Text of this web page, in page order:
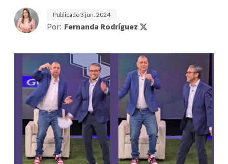
Publicado3 jun. 2024
Por: Fernanda Rodríguez